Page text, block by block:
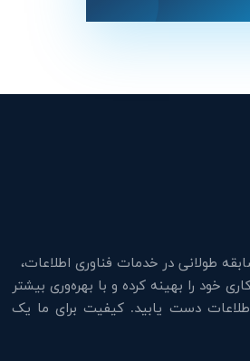
طولانی در خدمات فناوری اطلاعات،
خود را بهینه کرده و با بهره‌وری بیشتر
دست یابید. کیفیت برای ما یک